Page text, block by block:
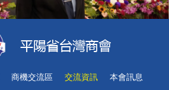
商機交流區 交流資訊
本會訊息